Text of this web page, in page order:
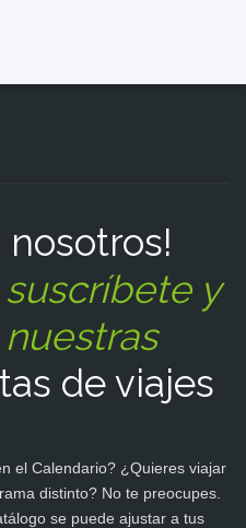
nosotros!
y
de viajes
el Calendario? ¿Quieres viajar
distinto? No te preocupes.
se puede ajustar a tus